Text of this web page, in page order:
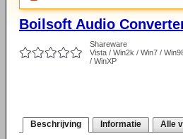
Boilsoft Audio
Shareware
Vista / Win2k / Win7 /
/ WinXP
Beschrijving Informatie Alle